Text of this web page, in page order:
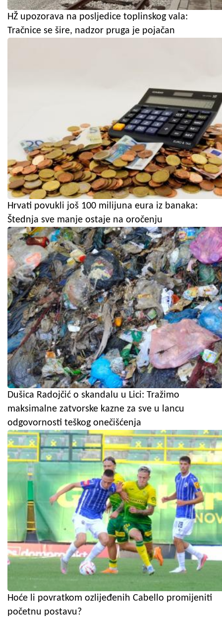
HŽ upozorava na posljedice toplinskog vala:
Tračnice se šire, nadzor pruga je pojačan
Hrvati povukli još 100 milijuna eura iz banaka:
Štednja sve manje ostaje na oročenju
Dušica Radojčić o skandalu u Lici: Tražimo
maksimalne zatvorske kazne za sve u lancu
odgovornosti teškog onečišćenja
Hoće li povratkom ozlijeđenih Cabello promijeniti
početnu postavu?